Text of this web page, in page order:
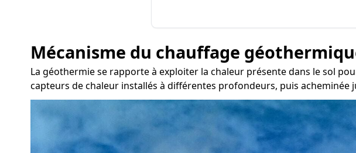
Mécanisme du chauffage
La géothermie se rapporte à exploiter la chaleur présente dans le sol
capteurs de chaleur installés à différentes profondeurs, puis